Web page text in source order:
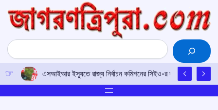
content
Search
এসআইআর ইস্যুতে রাজ্য নির্বাচন কমিশনের সিইও-র কাছে